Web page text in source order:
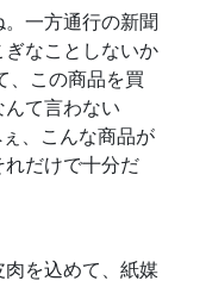
一方通行の新聞
なことしないか
、この商品を買
て言わない
、こんな商品が
だけで十分だ
を込めて、紙媒